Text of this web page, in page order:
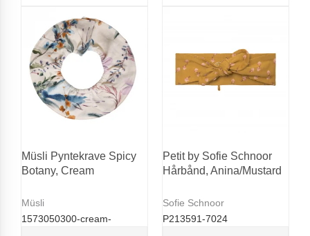
Müsli Pyntekrave Spicy
Botany, Cream
Müsli
1573050300-cream-
Petit by Sofie Schnoor
Hårbånd, Anina/Mustard
Sofie Schnoor
P213591-7024